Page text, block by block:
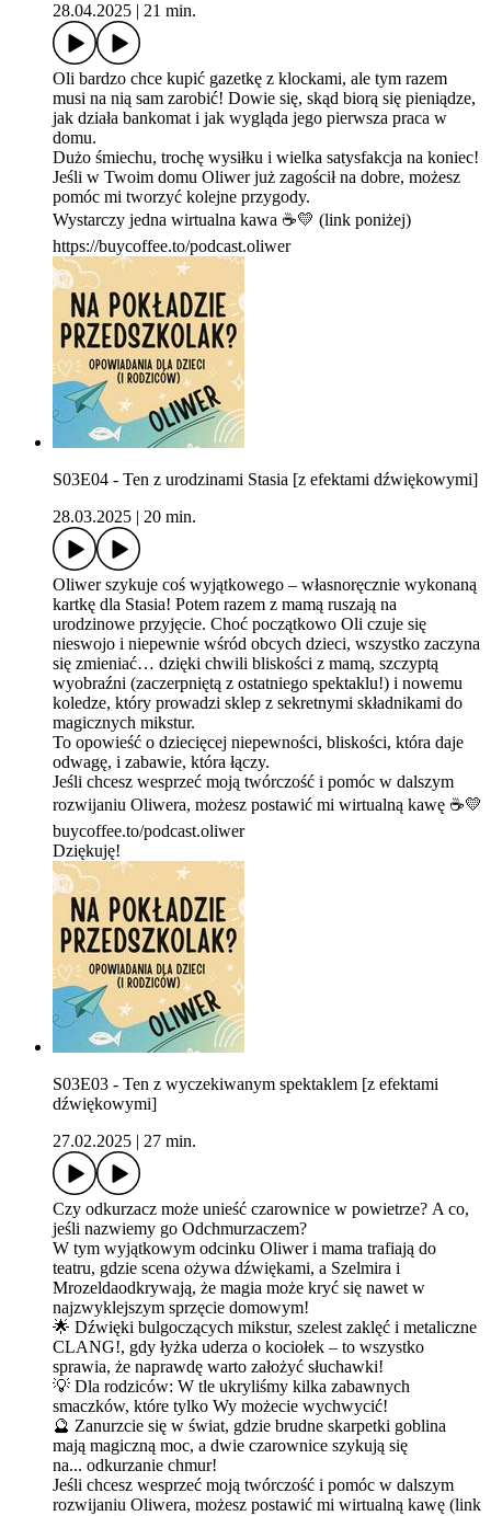
28.04.2025
21 min.
Oli bardzo chce kupić gazetkę z klockami, ale tym razem
musi na nią sam zarobić! Dowie się, skąd biorą się pieniądze,
jak działa bankomat i jak wygląda jego pierwsza praca w
domu.
Dużo śmiechu, trochę wysiłku i wielka satysfakcja na koniec!
Jeśli w Twoim domu Oliwer już zagościł na dobre, możesz
pomóc mi tworzyć kolejne przygody.
Wystarczy jedna wirtualna kawa ☕💛 (link poniżej)
https://buycoffee.to/podcast.oliwer
S03E04 - Ten z urodzinami Stasia [z efektami dźwiękowymi]
28.03.2025
20 min.
Oliwer szykuje coś wyjątkowego – własnoręcznie wykonaną
kartkę dla Stasia! Potem razem z mamą ruszają na
urodzinowe przyjęcie. Choć początkowo Oli czuje się
nieswojo i niepewnie wśród obcych dzieci, wszystko zaczyna
się zmieniać… dzięki chwili bliskości z mamą, szczyptą
wyobraźni (zaczerpniętą z ostatniego spektaklu!) i nowemu
koledze, który prowadzi sklep z sekretnymi składnikami do
magicznych mikstur.
To opowieść o dziecięcej niepewności, bliskości, która daje
odwagę, i zabawie, która łączy.
Jeśli chcesz wesprzeć moją twórczość i pomóc w dalszym
rozwijaniu Oliwera, możesz postawić mi wirtualną kawę ☕💛
buycoffee.to/podcast.oliwer
Dziękuję!
S03E03 - Ten z wyczekiwanym spektaklem [z efektami
dźwiękowymi]
27.02.2025
27 min.
Czy odkurzacz może unieść czarownice w powietrze? A co,
jeśli nazwiemy go Odchmurzaczem?
W tym wyjątkowym odcinku Oliwer i mama trafiają do
teatru, gdzie scena ożywa dźwiękami, a Szelmira i
Mrozeldaodkrywają, że magia może kryć się nawet w
najzwyklejszym sprzęcie domowym!
🌟 Dźwięki bulgoczących mikstur, szelest zaklęć i metaliczne
CLANG!, gdy łyżka uderza o kociołek – to wszystko
sprawia, że naprawdę warto założyć słuchawki!
💡 Dla rodziców: W tle ukryliśmy kilka zabawnych
smaczków, które tylko Wy możecie wychwycić!
🔮 Zanurzcie się w świat, gdzie brudne skarpetki goblina
mają magiczną moc, a dwie czarownice szykują się
na... odkurzanie chmur!
Jeśli chcesz wesprzeć moją twórczość i pomóc w dalszym
rozwijaniu Oliwera, możesz postawić mi wirtualną kawę (link